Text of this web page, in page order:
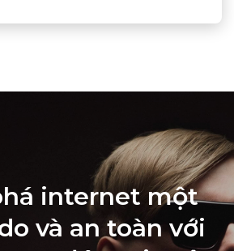
internet một
và an toàn với